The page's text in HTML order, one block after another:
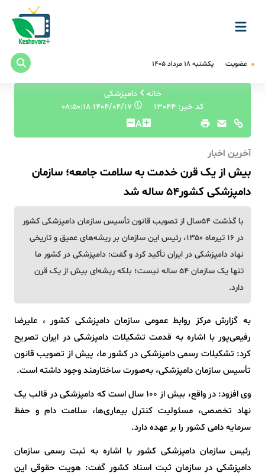
عضویت یکشنبه ۱۸ مرداد ۱۴۰۵
خانه
دامپزشکی
کد خبر: 13044
۱۴۰۴/۰۴/۱۷ ۰۸:۵۰:۱۸
A
آخرین اخبار
بیش از یک قرن خدمت به سلامت جامعه؛ سازمان
دامپزشکی کشور۵۴ ساله شد
با گذشت ۵۴سال از تصویب قانون تأسیس سازمان دامپزشکی کشور
در ۱۶ تیرماه ۱۳۵۰، رئیس این سازمان بر ریشه‌های عمیق و تاریخی
نهاد دامپزشکی در ایران تأکید کرد و گفت: دامپزشکی در کشور ما
تنها یک سازمان ۵۴ ساله نیست؛ بلکه ریشه‌ای بیش از یک قرن
دارد.
به گزارش مرکز روابط عمومی سازمان دامپزشکی کشور ، علیرضا
رفیعی‌پور با اشاره به قدمت تشکیلات دامپزشکی در ایران تصریح
کرد: تشکیلات رسمی دامپزشکی در کشور ما، پیش از تصویب قانون
تأسیس سازمان دامپزشکی، به‌صورت ساختارمند وجود داشته است.
وی افزود: در واقع، بیش از ۱۰۰ سال است که دامپزشکی در قالب یک
نهاد تخصصی، مسئولیت کنترل بیماری‌ها، سلامت دام و حفظ
سرمایه دامی کشور را بر عهده دارد.
رئیس سازمان دامپزشکی کشور با اشاره به ثبت رسمی سازمان
دامپزشکی در سازمان ثبت اسناد کشور گفت: هویت حقوقی این